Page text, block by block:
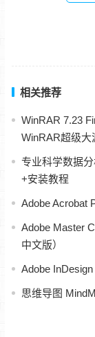
相关推荐
WinRAR 7.23
WinRAR超级大
专业科学数据
+安装教程
Adobe Acrobat
Adobe Master
中文版）
Adobe
思维导图